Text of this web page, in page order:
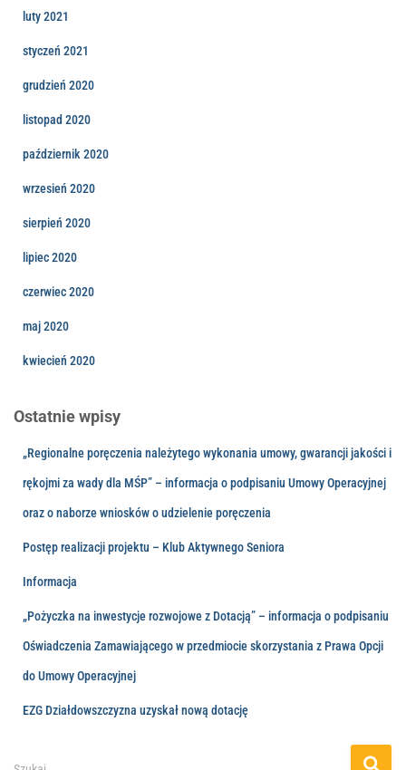
luty 2021
styczeń 2021
grudzień 2020
listopad 2020
październik 2020
wrzesień 2020
sierpień 2020
lipiec 2020
czerwiec 2020
maj 2020
kwiecień 2020
Ostatnie wpisy
„Regionalne poręczenia należytego wykonania umowy, gwarancji jakości i
rękojmi za wady dla MŚP” – informacja o podpisaniu Umowy Operacyjnej
oraz o naborze wniosków o udzielenie poręczenia
Postęp realizacji projektu – Klub Aktywnego Seniora
Informacja
„Pożyczka na inwestycje rozwojowe z Dotacją” – informacja o podpisaniu
Oświadczenia Zamawiającego w przedmiocie skorzystania z Prawa Opcji
do Umowy Operacyjnej
EZG Działdowszczyzna uzyskał nową dotację